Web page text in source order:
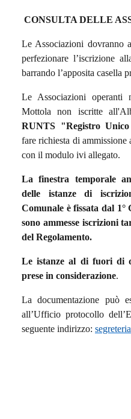
CONSULTA DELLE
Le Associazioni dovranno
perfezionare l’iscrizione
barrando l’apposita casella
Le Associazioni
Mottola non iscritte
RUNTS "Registro
fare richiesta di ammissione
con il modulo ivi allegato.
La finestra temporale
delle istanze di
Comunale è fissata dal
sono ammesse iscrizioni
del Regolamento.
Le istanze al di fuori di
prese in considerazione.
La documentazione può
all’Ufficio protocollo
seguente indirizzo: